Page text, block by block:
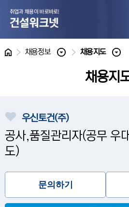
홈 채용정보 채용지도
채용지
우신토건(주)
공사,품질관리자(공무 우
도)
문의하기